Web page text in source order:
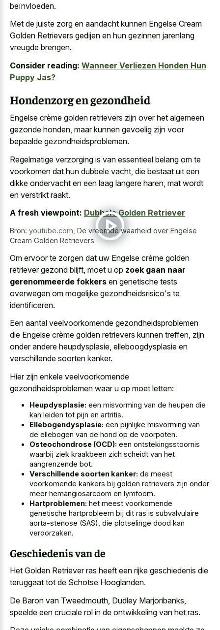
beïnvloeden.
Met de juiste zorg en aandacht kunnen Engelse Cream
Golden Retrievers gedijen en hun gezinnen jarenlang
vreugde brengen.
Consider reading: Wanneer Verliezen Honden Hun
Puppy Jas?
Hondenzorg en gezondheid
Engelse crème golden retrievers zijn over het algemeen
gezonde honden, maar kunnen gevoelig zijn voor
bepaalde gezondheidsproblemen.
Regelmatige verzorging is van essentieel belang om te
voorkomen dat hun dubbele vacht, die bestaat uit een
dikke ondervacht en een laag langere haren, mat wordt
en verstrikt raakt.
A fresh viewpoint: Dubbele Golden Retriever
Bron: youtube.com De vreemde waarheid over Engelse
Cream Golden Retrievers
Om ervoor te zorgen dat uw Engelse crème golden
retriever gezond blijft, moet u op zoek gaan naar
gerenommeerde fokkers en genetische tests
overwegen om mogelijke gezondheidsrisico's te
identificeren.
Een aantal veelvoorkomende gezondheidsproblemen
die Engelse crème golden retrievers kunnen treffen, zijn
onder andere heupdysplasie, elleboogdysplasie en
verschillende soorten kanker.
Hier zijn enkele veelvoorkomende
gezondheidsproblemen waar u op moet letten:
Heupdysplasie: een misvorming van de heupen die
kan leiden tot pijn en artritis.
Ellebogendysplasie: een pijnlijke misvorming van
de ellebogen van de hond op de voorpoten.
Osteochondrose (OCD): een ontstekingsstoornis
waarbij ziek kraakbeen zich scheidt van het
aangrenzende bot.
Verschillende soorten kanker: de meest
voorkomende kankers bij golden retrievers zijn onder
meer hemangiosarcoom en lymfoom.
Hartproblemen: het meest voorkomende
genetische hartprobleem bij dit ras is subvalvulaire
aorta-stenose (SAS), die plotselinge dood kan
veroorzaken.
Geschiedenis van de
Het Golden Retriever ras heeft een rijke geschiedenis die
teruggaat tot de Schotse Hooglanden.
De Baron van Tweedmouth, Dudley Marjoribanks,
speelde een cruciale rol in de ontwikkeling van het ras.